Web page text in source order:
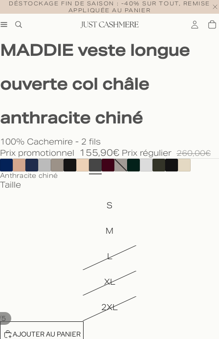
DÉSTOCKAGE FIN DE SAISON : -40% SUR TOUT, REMISE
APPLIQUÉE AU PANIER
5
MADDIE veste longue
ouverte col châle
anthracite chiné
100% Cachemire - 2 fils
Prix promotionnel
155,90€ Prix régulier 260,00€
Anthracite chiné
Taille
S
M
L
XL
2XL
AJOUTER AU PANIER